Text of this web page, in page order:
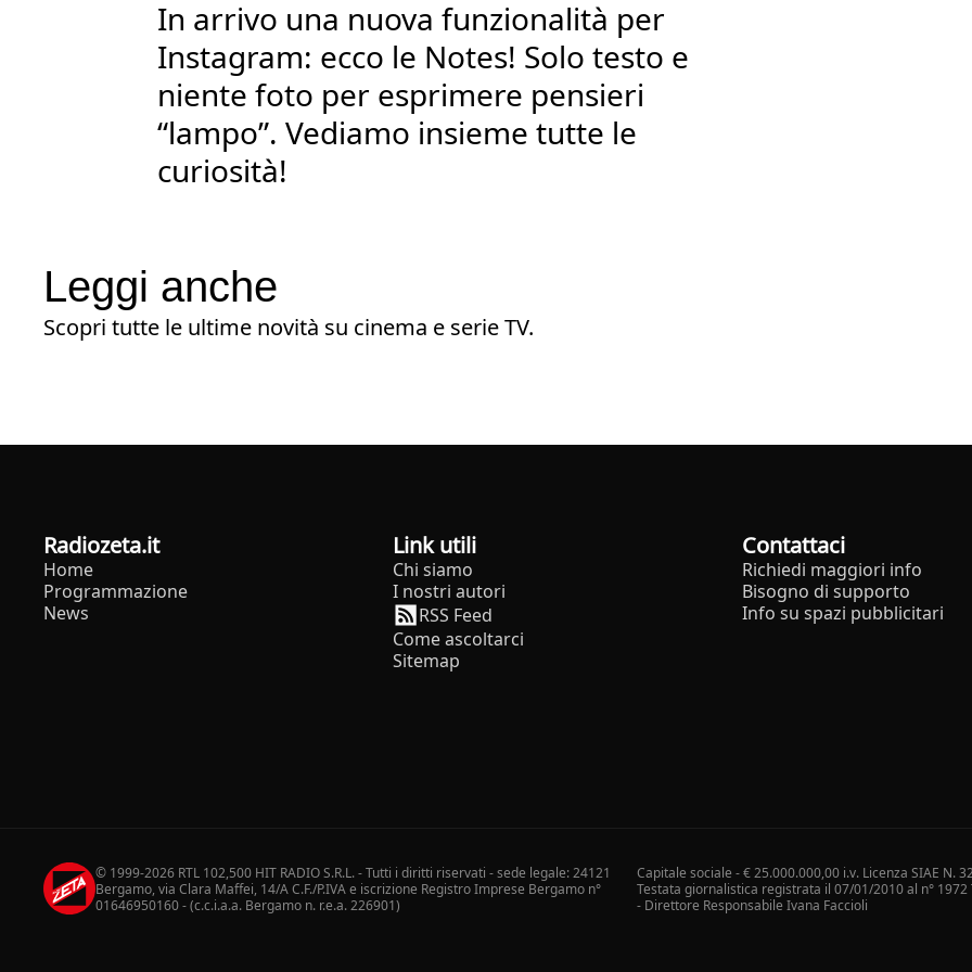
In arrivo una nuova funzionalità per
Instagram: ecco le Notes! Solo testo e
niente foto per esprimere pensieri
“lampo”. Vediamo insieme tutte le
curiosità!
Leggi anche
Scopri tutte le ultime novità su cinema e serie TV.
radiozeta.it
Home
Programmazione
News
Link utili
Chi siamo
I nostri autori
RSS Feed
Come ascoltarci
Sitemap
Contattaci
Richiedi maggiori info
Bisogno di supporto
Info su spazi pubblicitari
© 1999-2026 RTL 102,500 HIT RADIO S.R.L. - Tutti i diritti riservati - sede legale: 24121
Bergamo, via Clara Maffei, 14/A C.F./P.IVA e iscrizione Registro Imprese Bergamo n°
01646950160 - (c.c.i.a.a. Bergamo n. r.e.a. 226901)
Capitale sociale - € 25.000.000,00 i.v. Licenza SIAE N.
Testata giornalistica registrata il 07/01/2010 al n° 1972
- Direttore Responsabile Ivana Faccioli